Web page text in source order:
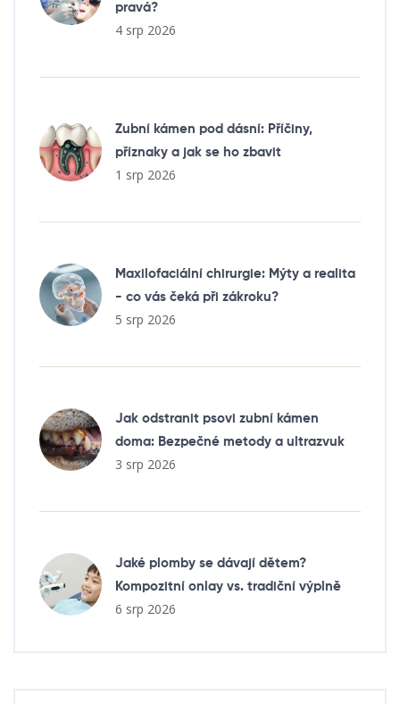
pravá?
4 srp 2026
Zubní kámen pod dásní: Příčiny,
příznaky a jak se ho zbavit
1 srp 2026
Maxilofaciální chirurgie: Mýty a realita
- co vás čeká při zákroku?
5 srp 2026
Jak odstranit psovi zubní kámen
doma: Bezpečné metody a ultrazvuk
3 srp 2026
Jaké plomby se dávají dětem?
Kompozitní onlay vs. tradiční výplně
6 srp 2026